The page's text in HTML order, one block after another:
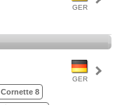
GER
GER
Cornette 8